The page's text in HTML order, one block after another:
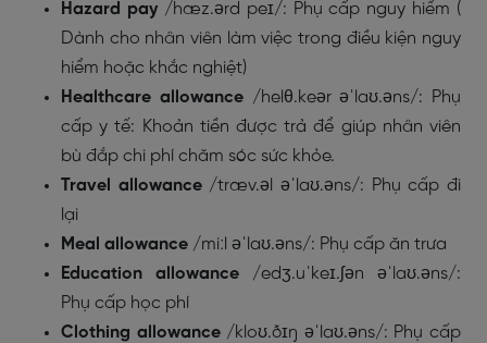
Hazard pay/hæz.ərd peɪ/: Phụ cấp nguy hiểm (
Dành cho nhân viên làm việc trong điều kiện nguy
hiểm hoặc khắc nghiệt)
Healthcare allowance/helθ.keər əˈlaʊ.əns/: Phụ
cấp y tế: Khoản tiền được trả để giúp nhân viên
bù đắp chi phí chăm sóc sức khỏe.
Travel allowance /træv.əl əˈlaʊ.əns/: Phụ cấp đi
lại
Meal allowance /miːl əˈlaʊ.əns/: Phụ cấp ăn trưa
Education allowance /edʒ.uˈkeɪ.ʃən əˈlaʊ.əns/:
Phụ cấp học phí
Clothing allowance/kloʊ.ðɪŋ əˈlaʊ.əns/: Phụ cấp